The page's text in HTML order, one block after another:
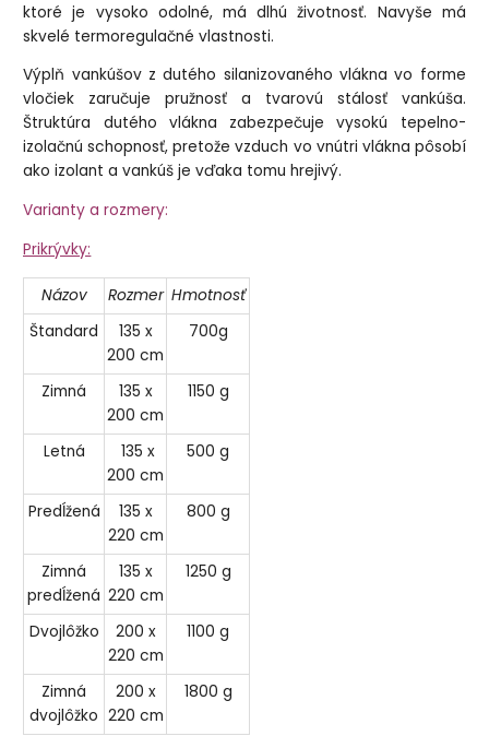
ktoré je vysoko odolné, má dlhú životnosť. Navyše má
skvelé termoregulačné vlastnosti.
Výplň vankúšov z dutého silanizovaného vlákna vo forme
vločiek zaručuje pružnosť a tvarovú stálosť vankúša.
Štruktúra dutého vlákna zabezpečuje vysokú tepelno-
izolačnú schopnosť, pretože vzduch vo vnútri vlákna pôsobí
ako izolant a vankúš je vďaka tomu hrejivý.
Varianty a rozmery:
Prikrývky:
Názov Rozmer Hmotnosť
Štandard
135 x
200 cm
700g
Zimná
135 x
200 cm
1150 g
Letná
135 x
200 cm
500 g
Predĺžená
135 x
220 cm
800 g
Zimná
predĺžená
135 x
220 cm
1250 g
Dvojlôžko
200 x
220 cm
1100 g
Zimná
dvojlôžko
200 x
220 cm
1800 g